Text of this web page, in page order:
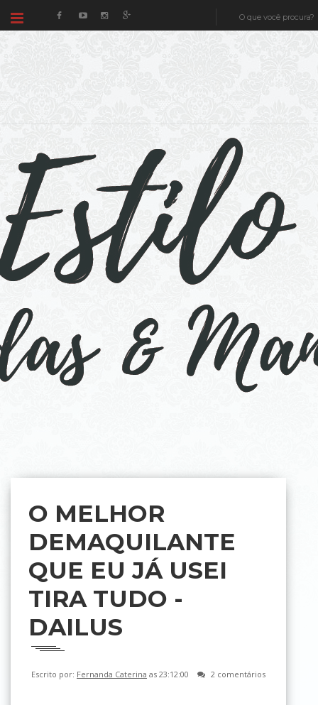
O MELHOR
DEMAQUILANTE
QUE EU JÁ USEI
TIRA TUDO -
DAILUS
Escrito por: Fernanda Caterina as 23:12:00 2 comentários